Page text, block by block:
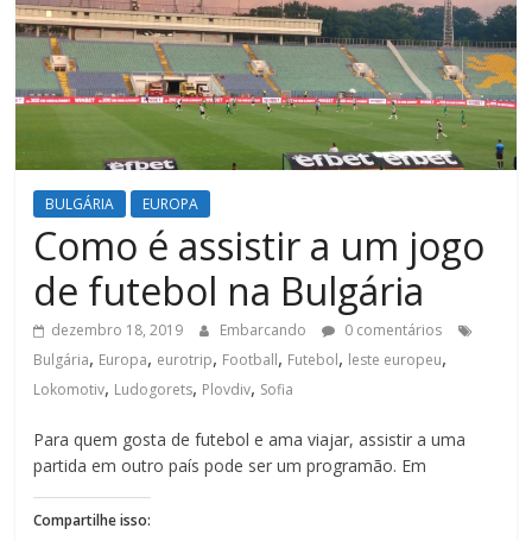
BULGÁRIA EUROPA
Como é assistir a um jogo
de futebol na Bulgária
dezembro 18, 2019 Embarcando
0 comentários
Bulgária, Europa, eurotrip, Football, Futebol, leste europeu,
Lokomotiv, Ludogorets, Plovdiv, Sofia
Para quem gosta de futebol e ama viajar, assistir a uma
partida em outro país pode ser um programão. Em
Compartilhe isso: